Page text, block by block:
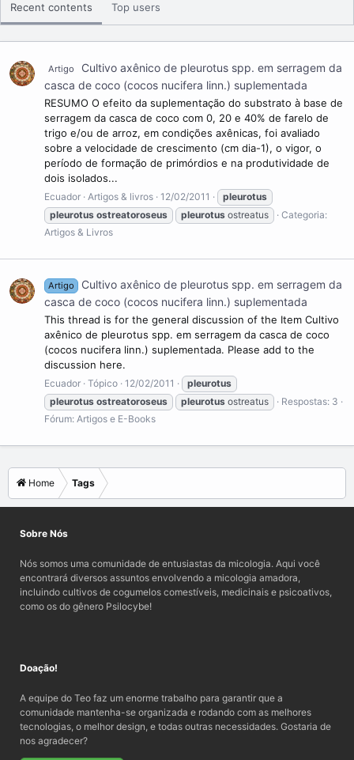
Recent contents Top users
Artigo
Cultivo axênico de pleurotus spp. em serragem da
casca de coco (cocos nucifera linn.) suplementada
RESUMO O efeito da suplementação do substrato à base de
serragem da casca de coco com 0, 20 e 40% de farelo de
trigo e/ou de arroz, em condições axênicas, foi avaliado
sobre a velocidade de crescimento (cm dia-1), o vigor, o
período de formação de primórdios e na produtividade de
dois isolados...
Ecuador Artigos & livros 12/02/2011
pleurotus
pleurotus ostreatoroseus pleurotus ostreatus
Categoria:
Artigos & Livros
Artigo
Cultivo axênico de pleurotus spp. em serragem da
casca de coco (cocos nucifera linn.) suplementada
This thread is for the general discussion of the Item Cultivo
axênico de pleurotus spp. em serragem da casca de coco
(cocos nucifera linn.) suplementada. Please add to the
discussion here.
Ecuador Tópico 12/02/2011
pleurotus
pleurotus ostreatoroseus pleurotus ostreatus
Respostas: 3
Fórum: Artigos e E-Books
Home Tags
Sobre Nós
Nós somos uma comunidade de entusiastas da micologia. Aqui você
encontrará diversos assuntos envolvendo a micologia amadora,
incluindo cultivos de cogumelos comestíveis, medicinais e psicoativos,
como os do gênero Psilocybe!
Doação!
A equipe do Teo faz um enorme trabalho para garantir que a
comunidade mantenha-se organizada e rodando com as melhores
tecnologias, o melhor design, e todas outras necessidades. Gostaria de
nos agradecer?